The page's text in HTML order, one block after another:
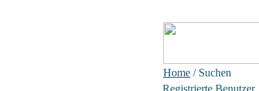
Home / Suchen
Registrierte Benutzer